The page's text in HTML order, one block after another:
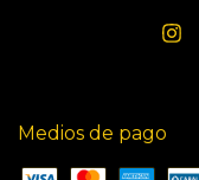
Medios de pago